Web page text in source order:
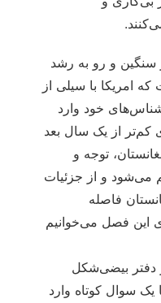
سنگین و رو به رشد
امریکا با سیلی از
خود وارد
کم‌تر از یک سال بعد
توجه و
می‌شود و از جزئیات
فاصله
این فصل می‌خوانیم
بوش در دفتر بیضی‌شکل
یک سوال کوتاه وارد